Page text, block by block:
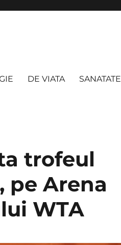
DE VIATA SANATATE
trofeul
pe Arena
WTA